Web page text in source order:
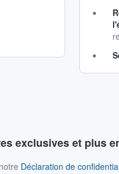
exclusives et plus
Déclaration de